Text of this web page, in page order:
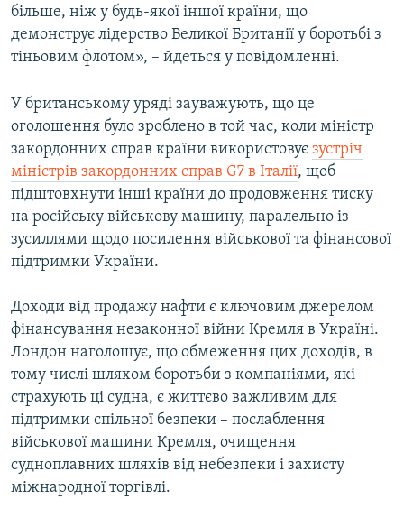
більше, ніж у будь-якої іншої країни, що
демонструє лідерство Великої Британії у боротьбі з
тіньовим флотом», – йдеться у повідомленні.
У британському уряді зауважують, що це
оголошення було зроблено в той час, коли міністр
закордонних справ країни використовує зустріч
міністрів закордонних справ G7 в Італії, щоб
підштовхнути інші країни до продовження тиску
на російську військову машину, паралельно із
зусиллями щодо посилення військової та фінансової
підтримки України.
Доходи від продажу нафти є ключовим джерелом
фінансування незаконної війни Кремля в Україні.
Лондон наголошує, що обмеження цих доходів, в
тому числі шляхом боротьби з компаніями, які
страхують ці судна, є життєво важливим для
підтримки спільної безпеки – послаблення
військової машини Кремля, очищення
судноплавних шляхів від небезпеки і захисту
міжнародної торгівлі.